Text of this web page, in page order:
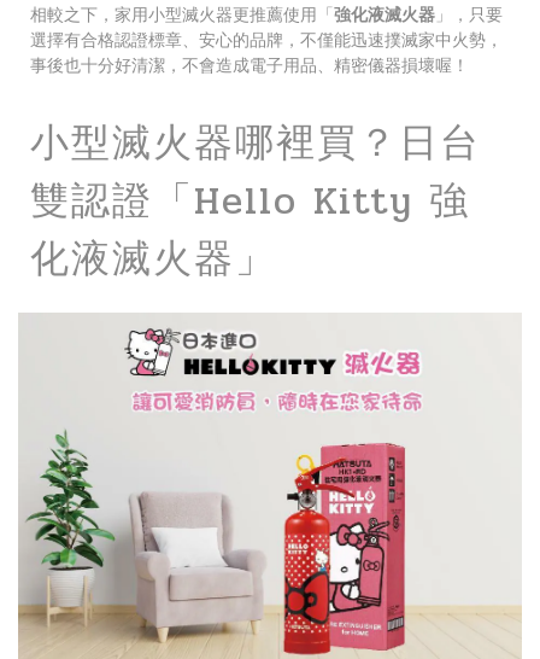
相較之下，家用小型滅火器更推薦使用「強化液滅火器」，只要
選擇有合格認證標章、安心的品牌，不僅能迅速撲滅家中火勢，
事後也十分好清潔，不會造成電子用品、精密儀器損壞喔！
小型滅火器哪裡買？日台
雙認證「Hello Kitty 強
化液滅火器」